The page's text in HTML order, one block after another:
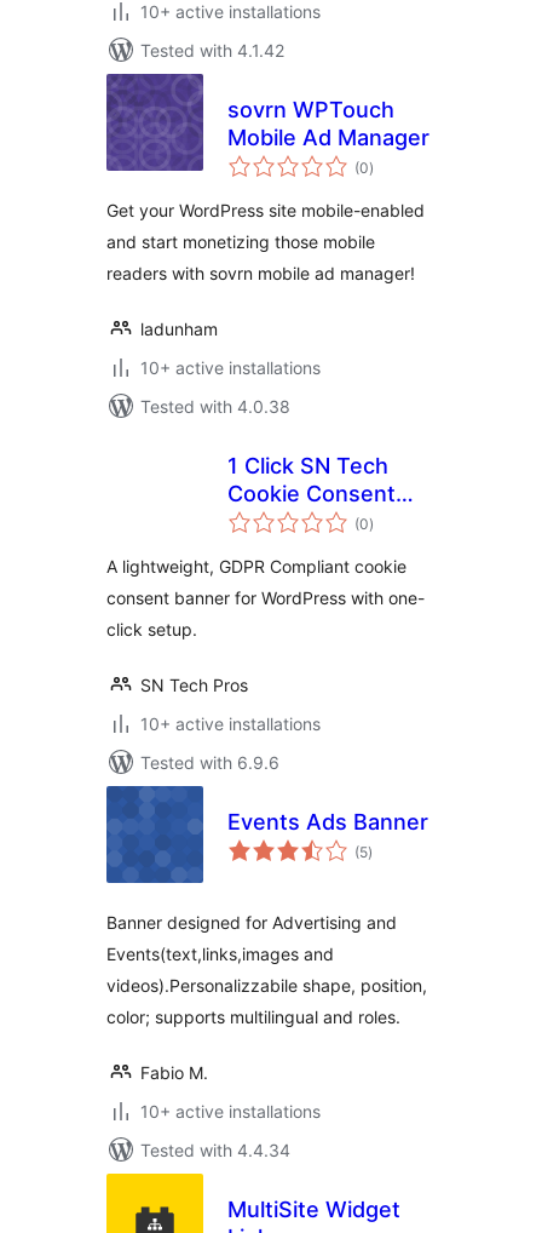
10+ active installations
Tested with 4.1.42
sovrn WPTouch
Mobile Ad Manager
(0total
ratings
)
Get your WordPress site mobile-enabled
and start monetizing those mobile
readers with sovrn mobile ad manager!
ladunham
10+ active installations
Tested with 4.0.38
1 Click SN Tech
Cookie Consent
Banner
(0total
ratings
)
A lightweight, GDPR Compliant cookie
consent banner for WordPress with one-
click setup.
SN Tech Pros
10+ active installations
Tested with 6.9.6
Events Ads Banner
(5total
ratings
)
Banner designed for Advertising and
Events(text,links,images and
videos).Personalizzabile shape, position,
color; supports multilingual and roles.
Fabio M.
10+ active installations
Tested with 4.4.34
MultiSite Widget